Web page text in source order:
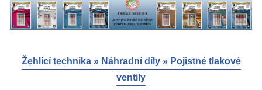
Žehlící technika» Náhradní díly» Pojistné tlakové
ventily